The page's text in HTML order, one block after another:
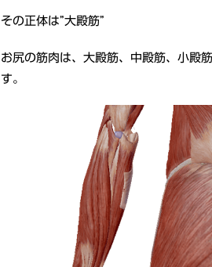
その正体は”大殿筋”
お尻の筋肉は、大殿筋、中殿筋、小殿
す。